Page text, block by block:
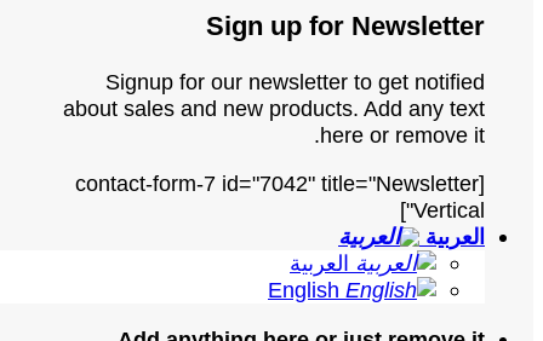
Sign up for Newsletter
Signup for our newsletter to get notified
about sales and new products. Add any text
here or remove it.
[contact-form-7 id="7042" title="Newsletter
Vertical"]
العربية
العربية